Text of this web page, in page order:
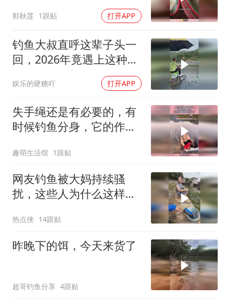
郏秋莲 1跟贴 打开APP
钓鱼大叔直呼这辈子头一
回，2026年竟遇上这种奇
娱乐的硬糖吖 打开APP
失手绳还是有必要的，有
时候钓鱼分身，它的作用
趣萌生活馆 1跟贴
网友钓鱼被大妈持续骚
扰，这些人为什么这样
热点侠 14跟贴
昨晚下的饵，今天来货了
超哥钓鱼分享 4跟贴